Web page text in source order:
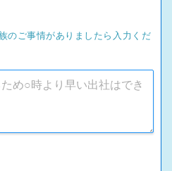
のご事情がありましたら入力くだ